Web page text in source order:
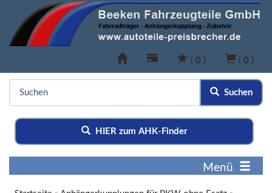
( 0 ) ( 0 )
Suchen
HIER zum AHK-Finder
Menü